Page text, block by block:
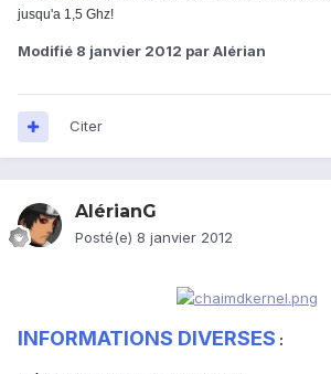
jusqu'a 1,5 Ghz!
Modifié 8 janvier 2012 par Alérian
Citer
AlérianG
Posté(e) 8 janvier 2012
INFORMATIONS DIVERSES :